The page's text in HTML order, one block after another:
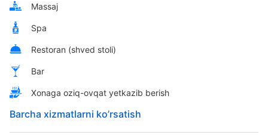
Massaj
Spa
Restoran (shved stoli)
Bar
Xonaga oziq-ovqat yetkazib berish
Barcha xizmatlarni ko’rsatish